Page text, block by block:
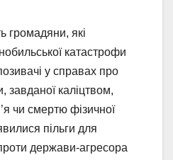
громадяни, які
катастрофи
у справах про
завданої каліцтвом,
чи смертю фізичної
пільги для
держави-агресора